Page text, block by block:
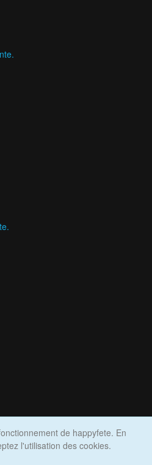
de happyfete. En
l'utilisation des cookies.